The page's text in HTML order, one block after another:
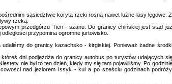
sąsiedztwie koryta rzeki rosną nawet luźne lasy łęgowe. Z
rzeką.
przedgórzu Tien - szanu. Do granicy chińskiej jest stąd już
przypomina ogromne jurtowisko.
do granicy kazachsko - kirgiskiej. Ponieważ żadne środki
dni podjeżdża do granicy autobus po turystów udających się
nie był to ten dzień, kiedy my się tam pojawiliśmy. Po godzinie
nad jeziorem Issyk - kul a po sześciu godzinach podróży